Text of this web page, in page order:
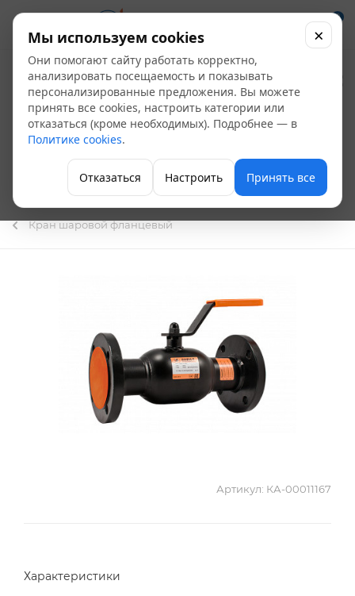
0
Кран шаровой
фланцевый
стальной Ду-80*16
БИВАЛ КШТ.10 NEW,
L=210,Россия
Кран шаровой фланцевый
Артикул: КА-00011167
Характеристики
Мы используем cookies
Они помогают сайту работать корректно,
анализировать посещаемость и показывать
персонализированные предложения. Вы можете
принять все cookies, настроить категории или
отказаться (кроме необходимых). Подробнее — в
Политике cookies.
Отказаться Настроить Принять все
×